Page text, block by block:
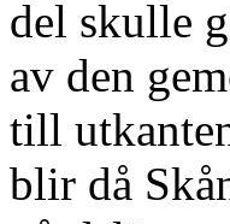
del skulle
av den
till
blir då